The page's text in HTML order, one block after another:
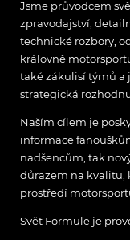
Jsme průvodcem
zpravodajství,
technické rozbory,
královně
také zákulisí týmů a
strategická
Naším cílem je
informace
nadšencům, tak
důrazem na kvalitu,
prostředí
Svět Formule je